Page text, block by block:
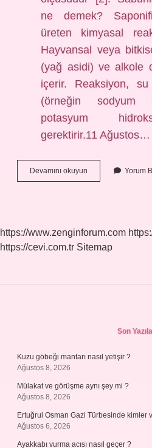
ne demek?
üreten kimyasal
Hayvansal veya
(yağ asidi) ve alkole
içerir. Reaksiyon,
(örneğin sodyum
potasyum
gerektirir.11 Ağustos…
Devamını okuyun Yağlarda
Sabunlaşma
Yorum
https://www.zenginforum.com
https://cevi.com.tr Sitemap
Son
Kuzu göbeği mantarı nasıl yetişir ?
Ağustos 8, 2026
Mülakat ve görüşme aynı şey mi ?
Ağustos 8, 2026
Ertuğrul Osman Gazi Türbesinde kimler
Ağustos 6, 2026
Ayakkabı vurma acısı nasıl geçer ?